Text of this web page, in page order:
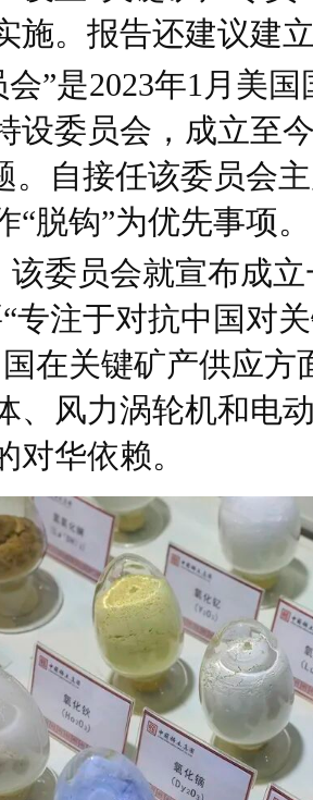
施。报告还建议建
会”是2023年1月美
设委员会，成立至
。自接任该委员会
“脱钩”为优先事项。
该委员会就宣布成
专注于对抗中国对
在关键矿产供应方
、风力涡轮机和电
对华依赖。